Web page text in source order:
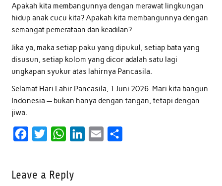
Apakah kita membangunnya dengan merawat lingkungan
hidup anak cucu kita? Apakah kita membangunnya dengan
semangat pemerataan dan keadilan?
Jika ya, maka setiap paku yang dipukul, setiap bata yang
disusun, setiap kolom yang dicor adalah satu lagi
ungkapan syukur atas lahirnya Pancasila.
Selamat Hari Lahir Pancasila, 1 Juni 2026. Mari kita bangun
Indonesia — bukan hanya dengan tangan, tetapi dengan
jiwa.
e
W
t
Leave a Reply